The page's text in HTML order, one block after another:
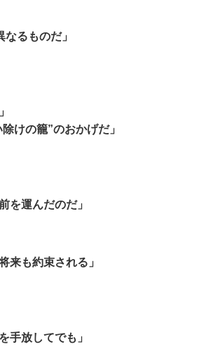
るものだ」
けの籠”のおかげだ」
を運んだのだ」
来も約束される」
手放してでも」